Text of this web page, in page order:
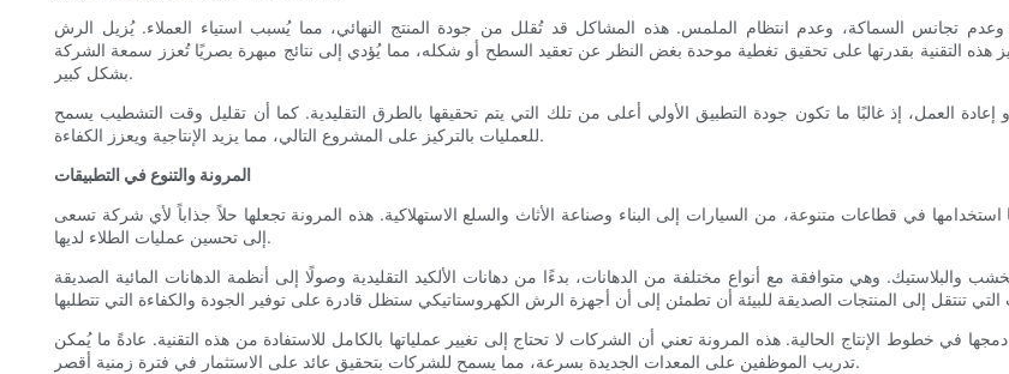
تجانس السماكة، وعدم انتظام الملمس. هذه المشاكل قد تُقلل من جودة المنتج النهائي، مما يُسبب استياء العملاء. يُزيل الرش
هذه التقنية بقدرتها على تحقيق تغطية موحدة بغض النظر عن تعقيد السطح أو شكله، مما يُؤدي إلى نتائج مبهرة بصريًا تُعزز سمعة الشركة
بشكل كبير.
العمل، إذ غالبًا ما تكون جودة التطبيق الأولي أعلى من تلك التي يتم تحقيقها بالطرق التقليدية. كما أن تقليل وقت التشطيب يسمح
للعمليات بالتركيز على المشروع التالي، مما يزيد الإنتاجية ويعزز الكفاءة.
المرونة والتنوع في التطبيقات
في قطاعات متنوعة، من السيارات إلى البناء وصناعة الأثاث والسلع الاستهلاكية. هذه المرونة تجعلها حلاً جذاباً لأي شركة تسعى
إلى تحسين عمليات الطلاء لديها.
وهي متوافقة مع أنواع مختلفة من الدهانات، بدءًا من دهانات الألكيد التقليدية وصولًا إلى أنظمة الدهانات المائية الصديقة
في خطوط الإنتاج الحالية. هذه المرونة تعني أن الشركات لا تحتاج إلى تغيير عملياتها بالكامل للاستفادة من هذه التقنية. عادةً ما يُمكن
تدريب الموظفين على المعدات الجديدة بسرعة، مما يسمح للشركات بتحقيق عائد على الاستثمار في فترة زمنية أقصر.